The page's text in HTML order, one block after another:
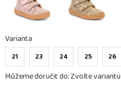
Varianta
21 23 24 25 26
Můžeme doručit do:Zvolte variantu